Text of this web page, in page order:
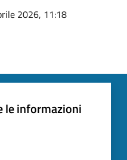
2026, 11:18
le informazioni